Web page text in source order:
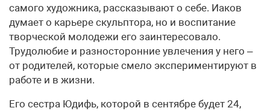
самого художника, рассказывают о себе. Иаков
думает о карьере скульптора, но и воспитание
творческой молодежи его заинтересовало.
Трудолюбие и разносторонние увлечения у него –
от родителей, которые смело экспериментируют в
работе и в жизни.
Его сестра Юдифь, которой в сентябре будет 24,